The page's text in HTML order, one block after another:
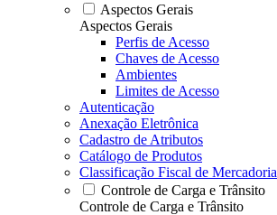
Aspectos Gerais
Aspectos Gerais
Perfis de Acesso
Chaves de Acesso
Ambientes
Limites de Acesso
Autenticação
Anexação Eletrônica
Cadastro de Atributos
Catálogo de Produtos
Classificação Fiscal de Mercadoria
Controle de Carga e Trânsito
Controle de Carga e Trânsito